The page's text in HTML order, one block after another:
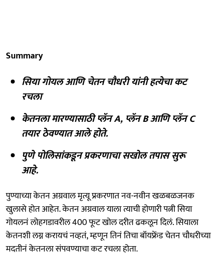
Summary
सिया गोयल आणि चेतन चौधरी यांनी हत्येचा कट
रचला
केतनला मारण्यासाठी प्लॅन A, प्लॅन B आणि प्लॅन C
तयार ठेवण्यात आले होते.
पुणे पोलिसांकडून प्रकरणाचा सखोल तपास सुरू
आहे.
पुण्याच्या केतन अग्रवाल मृत्यू प्रकरणात नव-नवीन खळबळजनक
खुलासे होत आहेत. केतन अग्रवाल याला त्याची होणारी पत्नी सिया
गोयलनं लोहगडावरील 400 फूट खोल दरीत ढकलून दिलं. सियाला
केतनशी लग्न करायचं नव्हतं, म्हणून तिनं तिचा बॉयफ्रेंड चेतन चौधरीच्या
मदतीनं केतनला संपवण्याचा कट रचला होता.